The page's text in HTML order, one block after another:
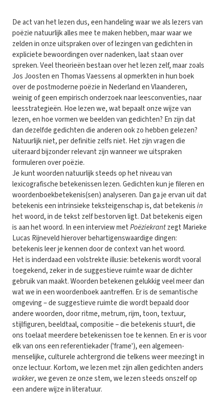
De act van het lezen dus, een handeling waar we als lezers van
poëzie natuurlijk alles mee te maken hebben, maar waar we
zelden in onze uitspraken over of lezingen van gedichten in
expliciete bewoordingen over nadenken, laat staan over
spreken. Veel theorieën bestaan over het lezen zelf, maar zoals
Jos Joosten en Thomas Vaessens al opmerkten in hun boek
over de postmoderne poëzie in Nederland en Vlaanderen,
weinig of geen empirisch onderzoek naar leesconventies, naar
leesstrategieën. Hoe lezen we, wat bepaalt onze wijze van
lezen, en hoe vormen we beelden van gedichten? En zijn dat
dan dezelfde gedichten die anderen ook zo hebben gelezen?
Natuurlijk niet, per definitie zelfs niet. Het zijn vragen die
uiteraard bijzonder relevant zijn wanneer we uitspraken
formuleren over poëzie.
Je kunt woorden natuurlijk steeds op het niveau van
lexicografische betekenissen lezen. Gedichten kun je fileren en
woordenboekbetekenis(sen) analyseren. Dan ga je ervan uit dat
betekenis een intrinsieke teksteigenschap is, dat betekenisin
het woord, in de tekst zelf bestorven ligt. Dat betekenis eigen
is aan het woord. In een interview metPoëziekrantzegt Marieke
Lucas Rijneveld hierover behartigenswaardige dingen:
betekenis leer je kennen door de context van het woord.
Het is inderdaad een volstrekte illusie: betekenis wordt vooral
toegekend, zeker in de suggestieve ruimte waar de dichter
gebruik van maakt. Woorden betekenen gelukkig veel meer dan
wat we in een woordenboek aantreffen. Er is de semantische
omgeving – de suggestieve ruimte die wordt bepaald door
andere woorden, door ritme, metrum, rijm, toon, textuur,
stijlfiguren, beeldtaal, compositie – die betekenis stuurt, die
ons toelaat meerdere betekenissen toe te kennen. En er is voor
elk van ons een referentiekader ('frame'), een algemeen-
menselijke, culturele achtergrond die telkens weer meezingt in
onze lectuur. Kortom, we lezen met zijn allen gedichten anders
wakker, we geven ze onze stem, we lezen steeds onszelf op
een andere wijze in literatuur.